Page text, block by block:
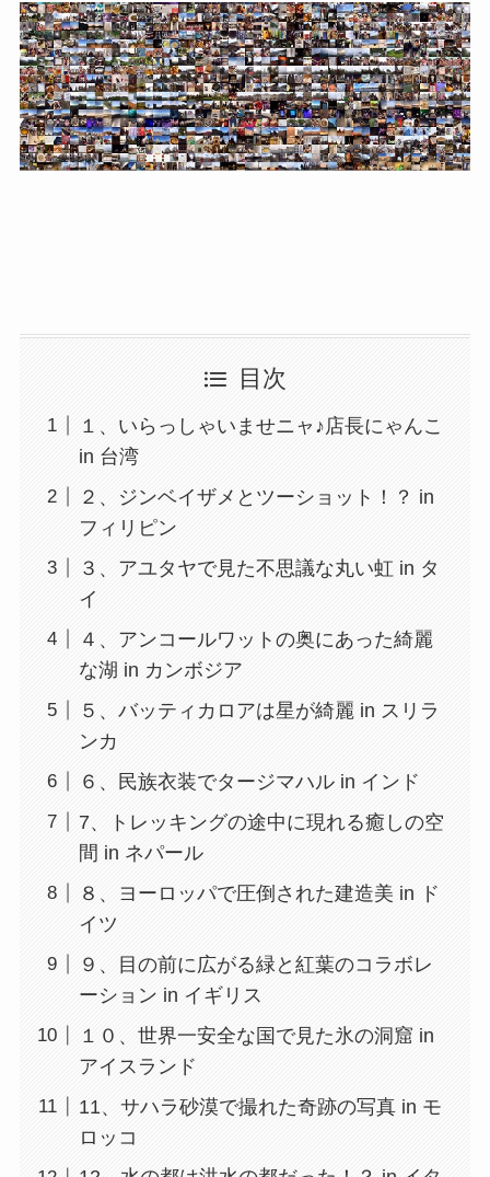
目次
１、いらっしゃいませニャ♪店長にゃんこ
in 台湾
２、ジンベイザメとツーショット！？ in
フィリピン
３、アユタヤで見た不思議な丸い虹 in タ
イ
４、アンコールワットの奥にあった綺麗
な湖 in カンボジア
５、バッティカロアは星が綺麗 in スリラ
ンカ
６、民族衣装でタージマハル in インド
7、トレッキングの途中に現れる癒しの空
間 in ネパール
８、ヨーロッパで圧倒された建造美 in ド
イツ
９、目の前に広がる緑と紅葉のコラボレ
ーション in イギリス
１０、世界一安全な国で見た氷の洞窟 in
アイスランド
11、サハラ砂漠で撮れた奇跡の写真 in モ
ロッコ